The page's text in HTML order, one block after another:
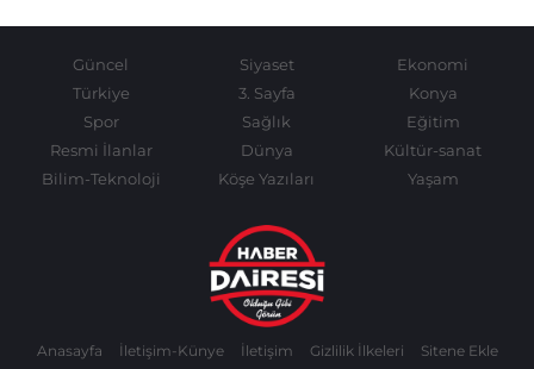
Güncel Siyaset
Ekonomi
Türkiye
3. Sayfa
Konya
Spor
Sağlık
Eğitim
Resmi İlanlar
Dünya
Kültür-sanat
Bilim-Teknoloji
Köşe Yazıları Yaşam
Anasayfa İletişim-Künye İletişim Gizlilik İlkeleri Sitene Ekle